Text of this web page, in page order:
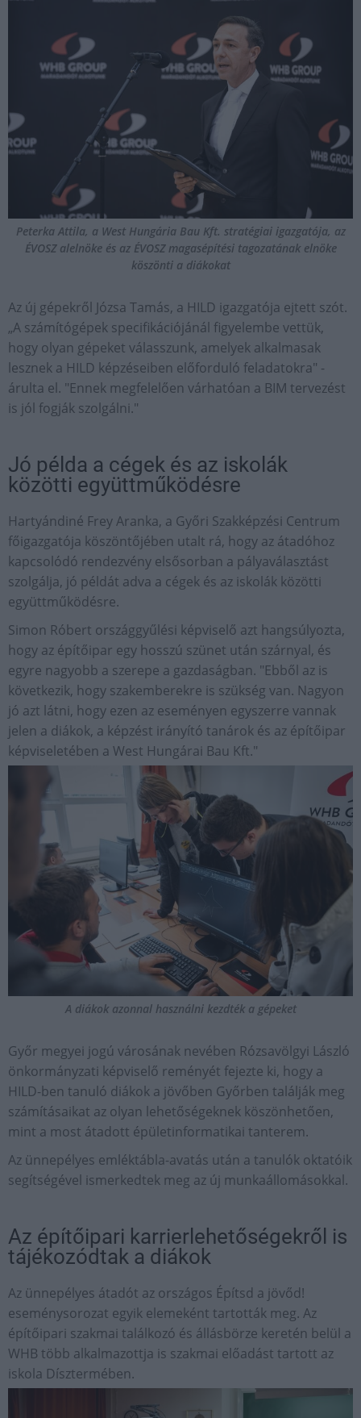
Peterka Attila, a West Hungária Bau Kft. stratégiai igazgatója, az
ÉVOSZ alelnöke és az ÉVOSZ magasépítési tagozatának elnöke
köszönti a diákokat​
Az új gépekről Józsa Tamás, a HILD igazgatója ejtett szót.
„A számítógépek specifikációjánál figyelembe vettük,
hogy olyan gépeket válasszunk, amelyek alkalmasak
lesznek a HILD képzéseiben előforduló feladatokra" -
árulta el. "Ennek megfelelően várhatóan a BIM tervezést
is jól fogják szolgálni."
Jó példa a cégek és az iskolák
közötti együttműködésre
Hartyándiné Frey Aranka, a Győri Szakképzési Centrum
főigazgatója köszöntőjében utalt rá, hogy az átadóhoz
kapcsolódó rendezvény elsősorban a pályaválasztást
szolgálja, jó példát adva a cégek és az iskolák közötti
együttműködésre.
Simon Róbert országgyűlési képviselő azt hangsúlyozta,
hogy az építőipar egy hosszú szünet után szárnyal, és
egyre nagyobb a szerepe a gazdaságban. "Ebből az is
következik, hogy szakemberekre is szükség van. Nagyon
jó azt látni, hogy ezen az eseményen egyszerre vannak
jelen a diákok, a képzést irányító tanárok és az építőipar
képviseletében a West Hungárai Bau Kft."
A diákok azonnal használni kezdték a gépeket
Győr megyei jogú városának nevében Rózsavölgyi László
önkormányzati képviselő reményét fejezte ki, hogy a
HILD-ben tanuló diákok a jövőben Győrben találják meg
számításaikat az olyan lehetőségeknek köszönhetően,
mint a most átadott épületinformatikai tanterem.
Az ünnepélyes emléktábla-avatás után a tanulók oktatóik
segítségével ismerkedtek meg az új munkaállomásokkal.
Az építőipari karrierlehetőségekről is
tájékozódtak a diákok
Az ünnepélyes átadót az országos Építsd a jövőd!
eseménysorozat egyik elemeként tartották meg. Az
építőipari szakmai találkozó és állásbörze keretén belül a
WHB több alkalmazottja is szakmai előadást tartott az
iskola Dísztermében.